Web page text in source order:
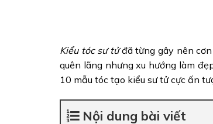
Kiểu tóc sư tửđã từng gây nên
quên lãng nhưng xu hướng làm
10 mẫu tóc tạo kiểu sư tử cực ấn
Nội dung bài viết